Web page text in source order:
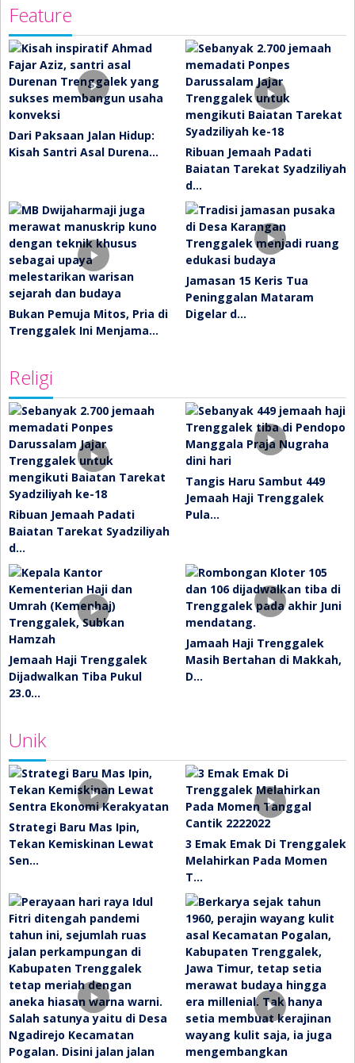
Feature
Dari Paksaan Jalan Hidup:
Kisah Santri Asal Durena…
Ribuan Jemaah Padati
Baiatan Tarekat Syadziliyah
d…
Bukan Pemuja Mitos, Pria di
Trenggalek Ini Menjama…
Jamasan 15 Keris Tua
Peninggalan Mataram
Digelar d…
Religi
Ribuan Jemaah Padati
Baiatan Tarekat Syadziliyah
d…
Tangis Haru Sambut 449
Jemaah Haji Trenggalek
Pula…
Jemaah Haji Trenggalek
Dijadwalkan Tiba Pukul
23.0…
Jamaah Haji Trenggalek
Masih Bertahan di Makkah,
D…
Unik
Strategi Baru Mas Ipin,
Tekan Kemiskinan Lewat
Sen…
3 Emak Emak Di Trenggalek
Melahirkan Pada Momen
T…